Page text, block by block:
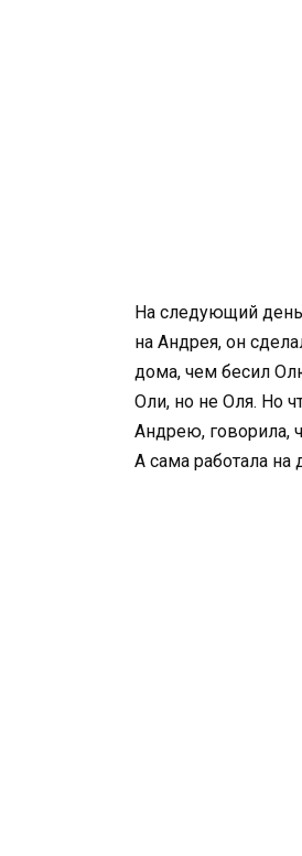
На следующий день
на Андрея, он
дома, чем бесил
Оли, но не Оля. Но
Андрею, говорила,
А сама работала на